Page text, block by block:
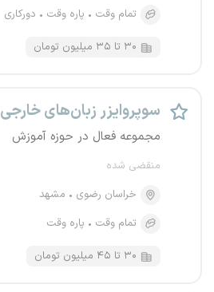
تمام وقت
پاره وقت دورکاری
۳۰ تا ۳۵ میلیون تومان
سوپروایزر زبان‌های خارجی
مجموعه فعال در حوزه آموزش
منقضی شده
خراسان رضوی
مشهد
تمام وقت
پاره وقت
۳۰ تا ۴۵ میلیون تومان